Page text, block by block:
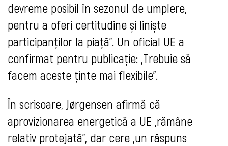
devreme posibil în sezonul de umplere,
pentru a oferi certitudine și liniște
participanților la piață". Un oficial UE a
confirmat pentru publicație: „Trebuie să
facem aceste ținte mai flexibile".
În scrisoare, Jørgensen afirmă că
aprovizionarea energetică a UE „rămâne
relativ protejată", dar cere „un răspuns